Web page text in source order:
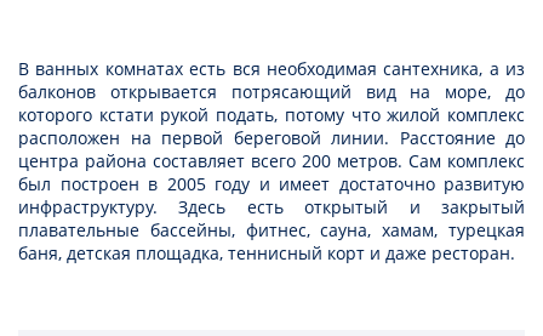
В ванных комнатах есть вся необходимая сантехника, а из
балконов открывается потрясающий вид на море, до
которого кстати рукой подать, потому что жилой комплекс
расположен на первой береговой линии. Расстояние до
центра района составляет всего 200 метров. Сам комплекс
был построен в 2005 году и имеет достаточно развитую
инфраструктуру. Здесь есть открытый и закрытый
плавательные бассейны, фитнес, сауна, хамам, турецкая
баня, детская площадка, теннисный корт и даже ресторан.